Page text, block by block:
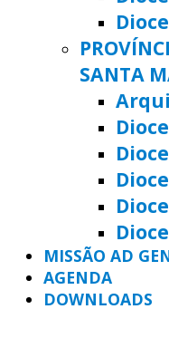
SANTA
MISSÃO AD
AGENDA
DOWNLOADS